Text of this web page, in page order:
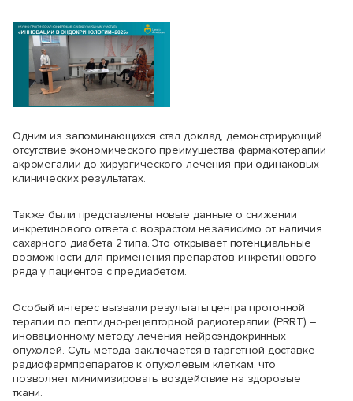
Одним из запоминающихся стал доклад, демонстрирующий
отсутствие экономического преимущества фармакотерапии
акромегалии до хирургического лечения при одинаковых
клинических результатах.
Также были представлены новые данные о снижении
инкретинового ответа с возрастом независимо от наличия
сахарного диабета 2 типа. Это открывает потенциальные
возможности для применения препаратов инкретинового
ряда у пациентов с предиабетом.
Особый интерес вызвали результаты центра протонной
терапии по пептидно-рецепторной радиотерапии (PRRT) –
иновационному методу лечения нейроэндокринных
опухолей. Суть метода заключается в таргетной доставке
радиофармпрепаратов к опухолевым клеткам, что
позволяет минимизировать воздействие на здоровые
ткани.